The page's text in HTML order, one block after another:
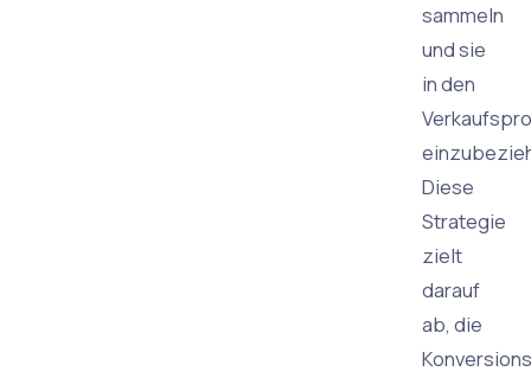
sammeln
und sie
in den
Diese
Strategie
zielt
darauf
ab, die